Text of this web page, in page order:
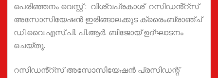
പെരിഞ്ഞനം വെസ്റ്റ്‌ : വിശ്വപ്രകാശ് റസിഡൻ്റ്സ്
അസോസിയേഷൻ ഇരിങ്ങാലക്കുട ക്രൈംബ്രാഞ്ച്
ഡി.വൈ.എസ്.പി. പി.ആർ. ബിജോയ് ഉദ്ഘാടനം
ചെയ്തു.
റസിഡൻ്റ്സ് അസോസിയേഷൻ പ്രസിഡന്റ്